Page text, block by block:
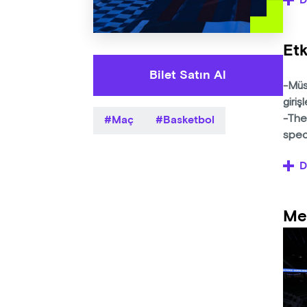
Bilet Satın Al
Maç Basketbol
-
-
-
-
bileti